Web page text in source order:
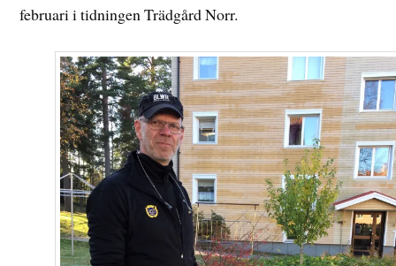
februari i tidningen Trädgård Norr.